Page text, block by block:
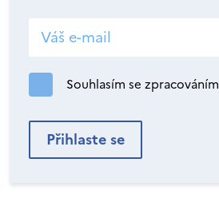
Souhlasím se zpracováním